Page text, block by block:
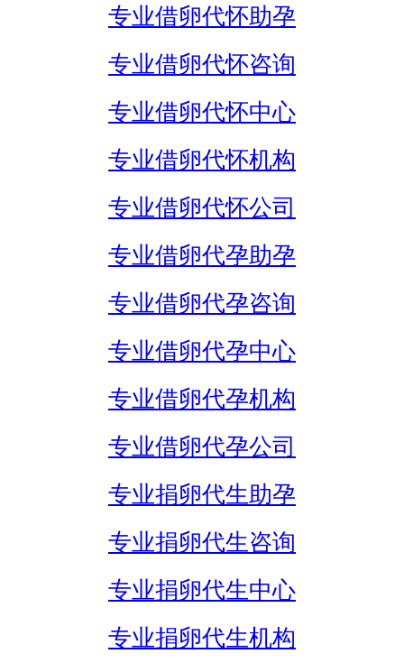
专业借卵代怀助孕
专业借卵代怀咨询
专业借卵代怀中心
专业借卵代怀机构
专业借卵代怀公司
专业借卵代孕助孕
专业借卵代孕咨询
专业借卵代孕中心
专业借卵代孕机构
专业借卵代孕公司
专业捐卵代生助孕
专业捐卵代生咨询
专业捐卵代生中心
专业捐卵代生机构